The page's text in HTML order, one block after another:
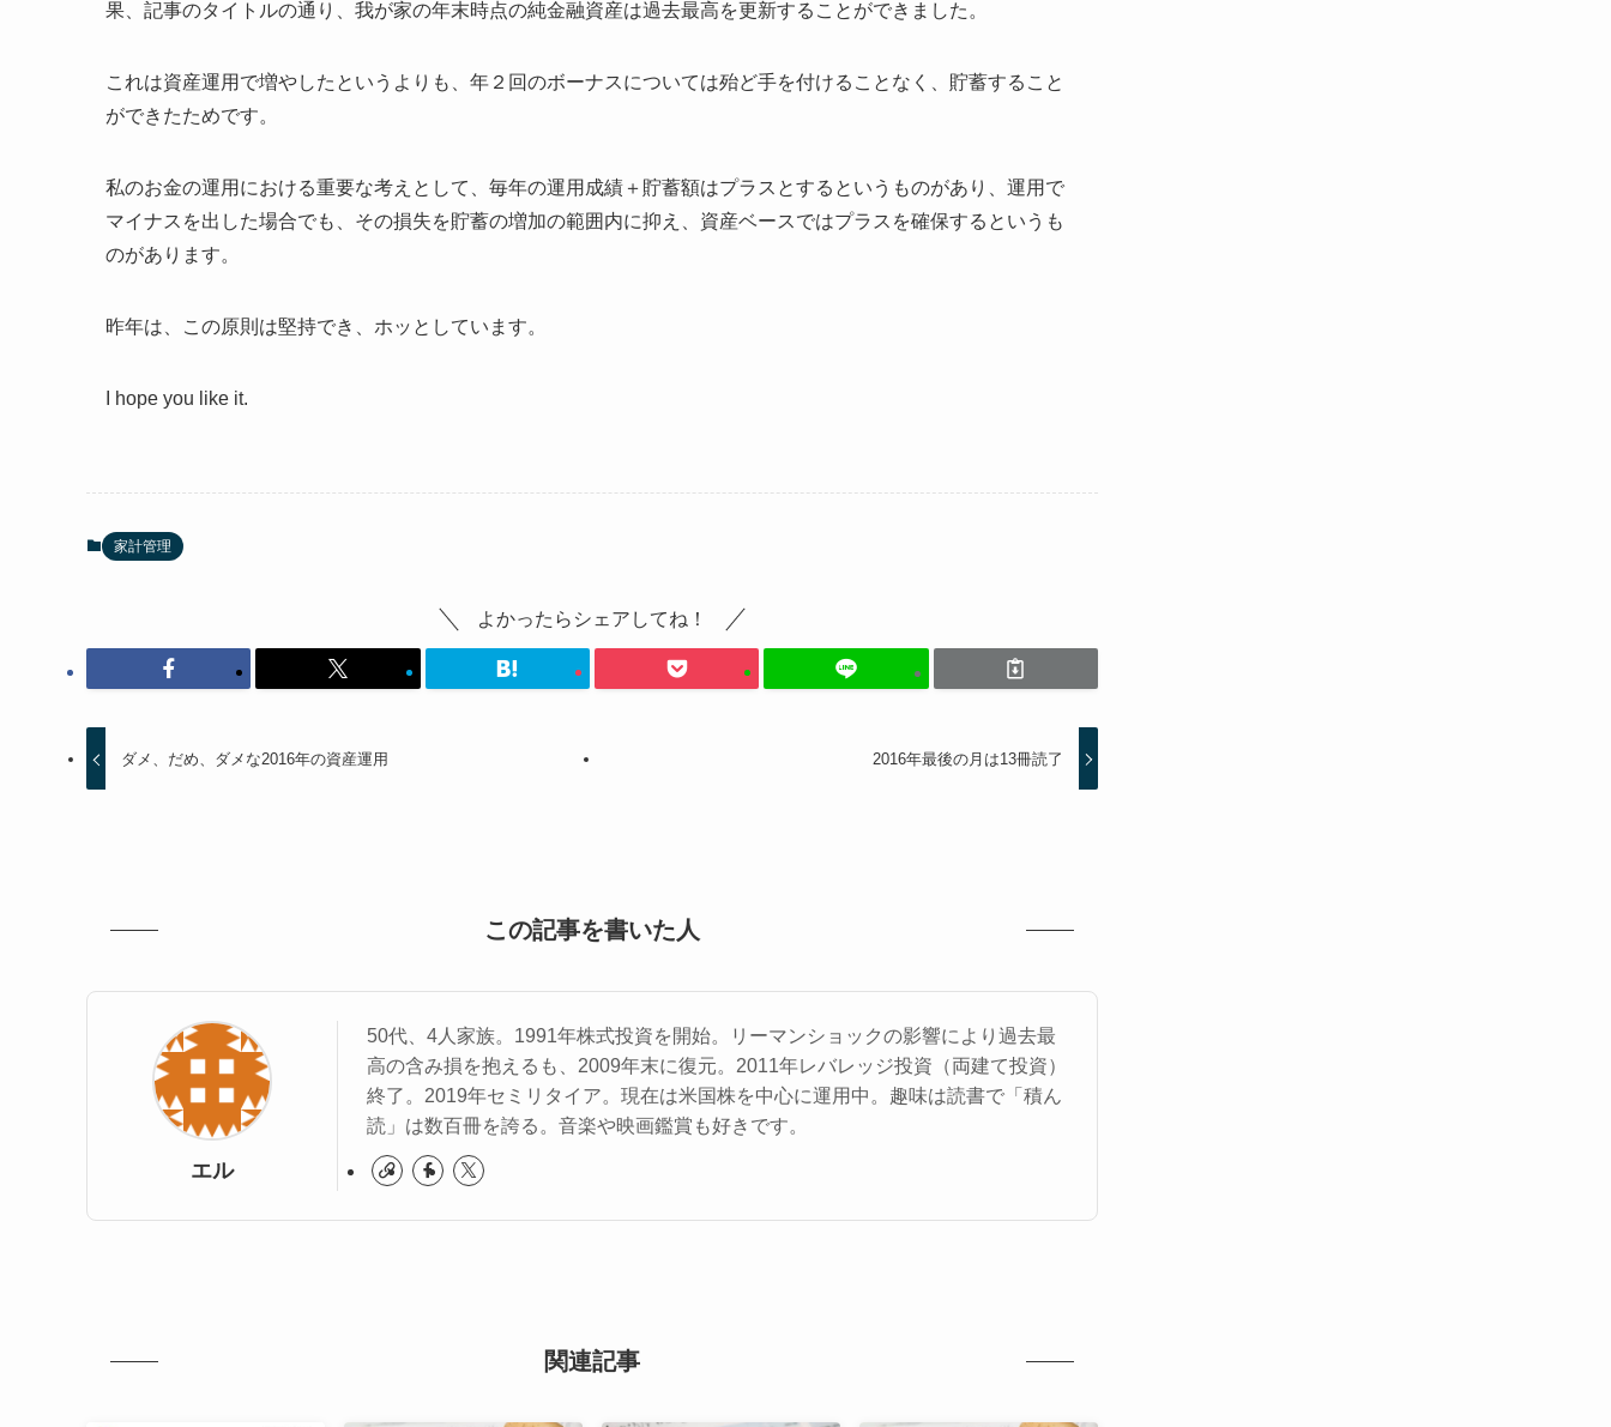
果、記事のタイトルの通り、我が家の年末時点の純金融資産は過去最高を更新することができました。
これは資産運用で増やしたというよりも、年２回のボーナスについては殆ど手を付けることなく、貯蓄すること
ができたためです。
私のお金の運用における重要な考えとして、毎年の運用成績＋貯蓄額はプラスとするというものがあり、運用で
マイナスを出した場合でも、その損失を貯蓄の増加の範囲内に抑え、資産ベースではプラスを確保するというも
のがあります。
昨年は、この原則は堅持でき、ホッとしています。
I hope you like it.
家計管理
よかったらシェアしてね！
ダメ、だめ、ダメな2016年の資産運用 2016年最後の月は13冊読了
この記事を書いた人
エル
50代、4人家族。1991年株式投資を開始。リーマンショックの影響により過去最
高の含み損を抱えるも、2009年末に復元。2011年レバレッジ投資（両建て投資）
終了。2019年セミリタイア。現在は米国株を中心に運用中。趣味は読書で「積ん
読」は数百冊を誇る。音楽や映画鑑賞も好きです。
関連記事